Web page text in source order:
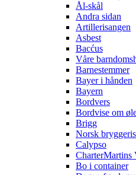
Ål-skål
Andra sidan
Artillerisangen
Asbest
Bacćus
Våre
Barnestemmer
Bayer i hånden
Bayern
Bordvers
Bordvise om
Brigg
Norsk
Calypso
CharterMartins
Bo i container